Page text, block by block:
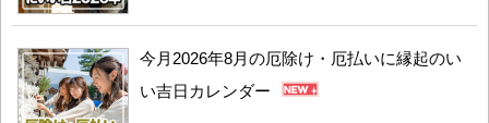
今月2026年8月の厄除け・厄払いに縁起のい
い吉日カレンダー